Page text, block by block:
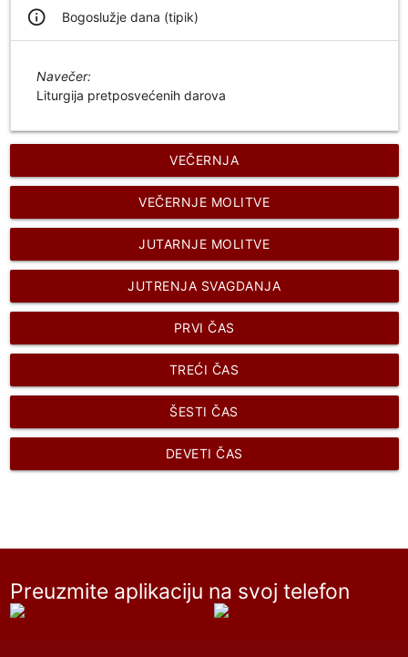
info_outline Bogoslužje dana (tipik)
Navečer:
Liturgija pretposvećenih darova
VEČERNJA
VEČERNJE MOLITVE
JUTARNJE MOLITVE
JUTRENJA SVAGDANJA
PRVI ČAS
TREĆI ČAS
ŠESTI ČAS
DEVETI ČAS
Preuzmite aplikaciju na svoj telefon